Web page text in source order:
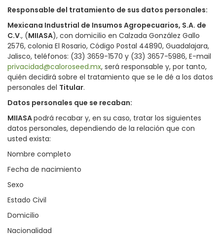
Responsable del tratamiento de sus datos personales:
Mexicana Industrial de Insumos Agropecuarios, S.A. de
C.V., (MIIASA), con domicilio en Calzada González Gallo
2576, colonia El Rosario, Código Postal 44890, Guadalajara,
Jalisco, teléfonos: (33) 3659-1570 y (33) 3657-5986, E-mail
privacidad@caloroseed.mx, será responsable y, por tanto,
quién decidirá sobre el tratamiento que se le dé a los datos
personales del Titular.
Datos personales que se recaban:
MIIASApodrá recabar y, en su caso, tratar los siguientes
datos personales, dependiendo de la relación que con
usted exista:
Nombre completo
Fecha de nacimiento
Sexo
Estado Civil
Domicilio
Nacionalidad